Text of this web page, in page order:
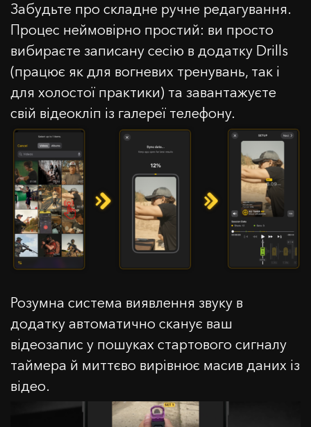
Забудьте про складне ручне редагування.
Процес неймовірно простий: ви просто
вибираєте записану сесію в додатку Drills
(працює як для вогневих тренувань, так і
для холостої практики) та завантажуєте
свій відеокліп із галереї телефону.
Розумна система виявлення звуку в
додатку автоматично сканує ваш
відеозапис у пошуках стартового сигналу
таймера й миттєво вирівнює масив даних із
відео.